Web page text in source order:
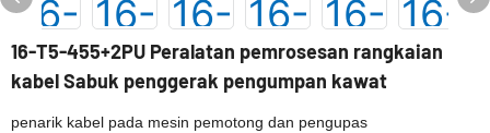
16-T5-455+2PU Peralatan pemrosesan rangkaian
kabel Sabuk penggerak pengumpan kawat
penarik kabel pada mesin pemotong dan pengupas